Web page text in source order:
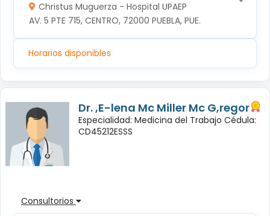
Christus Muguerza - Hospital UPAEP
AV. 5 PTE 715, CENTRO, 72000 PUEBLA, PUE.
Horarios disponibles
Dr. ,E-lena Mc Miller Mc G,regor
Especialidad: Medicina del Trabajo Cédula:
CD45212ESSS
Consultorios